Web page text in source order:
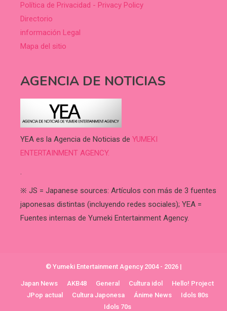
Política de Privacidad - Privacy Policy
Directorio
información Legal
Mapa del sitio
AGENCIA DE NOTICIAS
YEA es la Agencia de Noticias de YUMEKI
ENTERTAINMENT AGENCY.
.
※ JS = Japanese sources: Artículos con más de 3 fuentes
japonesas distintas (incluyendo redes sociales); YEA =
Fuentes internas de Yumeki Entertainment Agency.
© Yumeki Entertainment Agency 2004 - 2026 |
Japan News AKB48 General Cultura idol
Hello! Project
JPop actual
Cultura Japonesa Ánime News
Idols 80s
Idols 70s